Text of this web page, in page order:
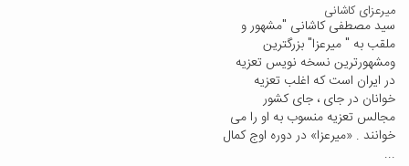
میرعزای کاشانی
سید مصطفی کاشانی "مشهور و
ملقب به " میرعزا" بزرگترین
ومشهورترین نسخه نویس تعزیه
در ایران است که اغلب تعزیه
خوانان در جای ، جای کشور
مجالس تعزیه منسوب به او را می
خوانند . «میرعزا» در دوره اوج کمال
...